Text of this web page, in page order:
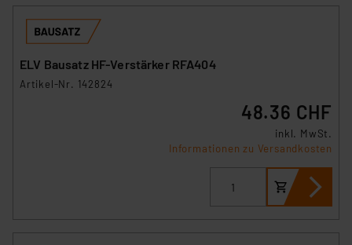
ELV Bausatz HF-Verstärker RFA404
Artikel-Nr. 142824
48.36 CHF
inkl. MwSt.
Informationen zu Versandkosten